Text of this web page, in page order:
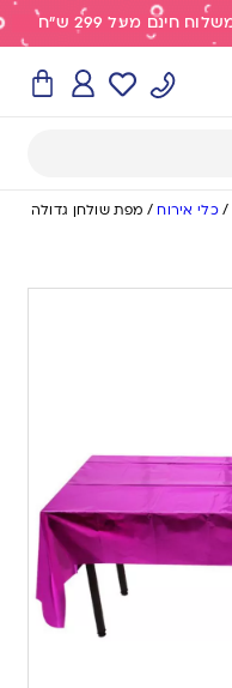
/כלי אירוח / מפת שולחן גדולה